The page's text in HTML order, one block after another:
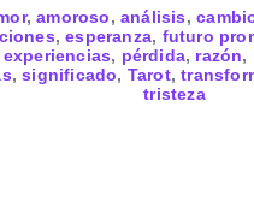
,amoroso,análisis,
,esperanza, futuro
, pérdida, razón,
,significado, Tarot,
tristeza